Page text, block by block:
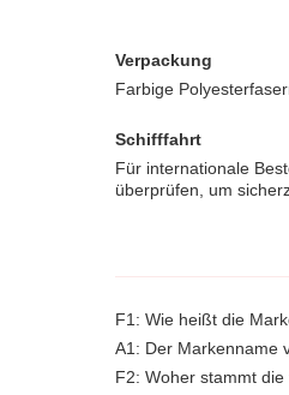
Verpackung
Farbige
Schifffahrt
Für internationale
überprüfen, um
F1: Wie heißt die
A1: Der Markenname
F2: Woher stammt